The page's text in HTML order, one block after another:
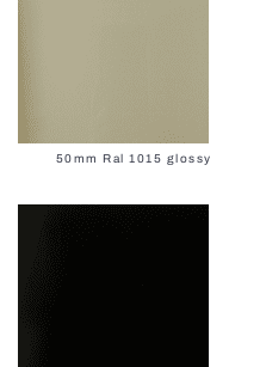
50mm Ral 1015 glossy